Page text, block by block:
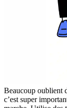
Beaucoup oublient
c’est super